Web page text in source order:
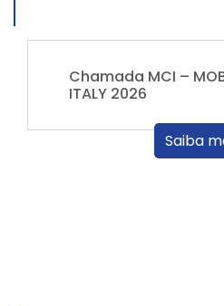
Chamada MCI –
ITALY 2026
Saiba